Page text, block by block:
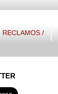
RECLAMOS /